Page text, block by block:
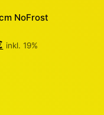
NoFrost
inkl. 19%